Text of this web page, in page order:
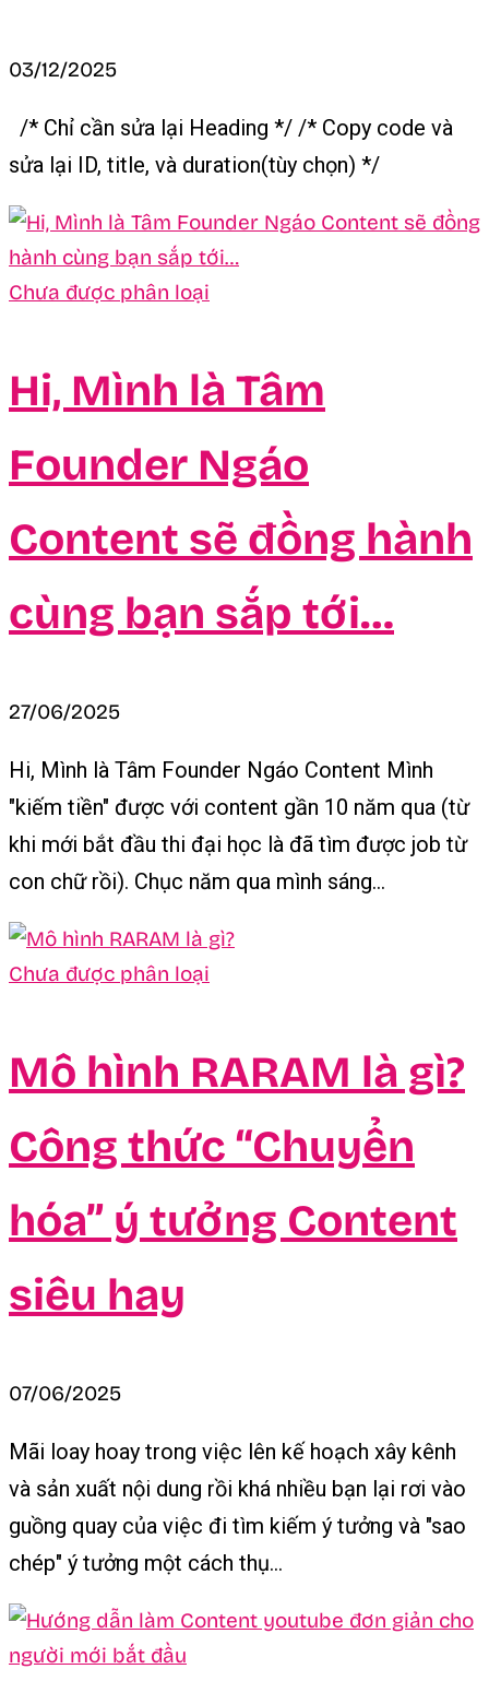
03/12/2025
/* Chỉ cần sửa lại Heading */ /* Copy code và
sửa lại ID, title, và duration(tùy chọn) */
Chưa được phân loại
Hi, Mình là Tâm
Founder Ngáo
Content sẽ đồng hành
cùng bạn sắp tới…
27/06/2025
Hi, Mình là Tâm Founder Ngáo Content Mình
"kiếm tiền" được với content gần 10 năm qua (từ
khi mới bắt đầu thi đại học là đã tìm được job từ
con chữ rồi). Chục năm qua mình sáng...
Chưa được phân loại
Mô hình RARAM là gì?
Công thức “Chuyển
hóa” ý tưởng Content
siêu hay
07/06/2025
Mãi loay hoay trong việc lên kế hoạch xây kênh
và sản xuất nội dung rồi khá nhiều bạn lại rơi vào
guồng quay của việc đi tìm kiếm ý tưởng và "sao
chép" ý tưởng một cách thụ...